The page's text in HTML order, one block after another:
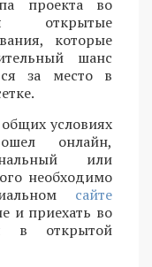
проекта во
открытые
которые
шанс
за место в
условиях
онлайн,
или
необходимо
сайте
и приехать во
в открытой